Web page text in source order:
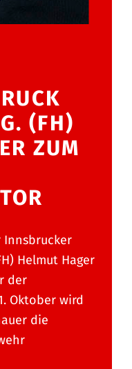
(FH)
ZUM
Helmut Hager
der
Oktober wird
die